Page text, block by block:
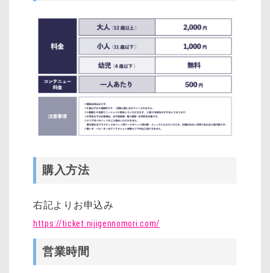
購入方法
右記よりお申込み
https://ticket.nijigennomori.com/
営業時間